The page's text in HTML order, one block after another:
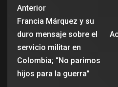
Anterior
Francia Márquez y su
duro mensaje sobre el
servicio militar en
Colombia; “No parimos
hijos para la guerra”